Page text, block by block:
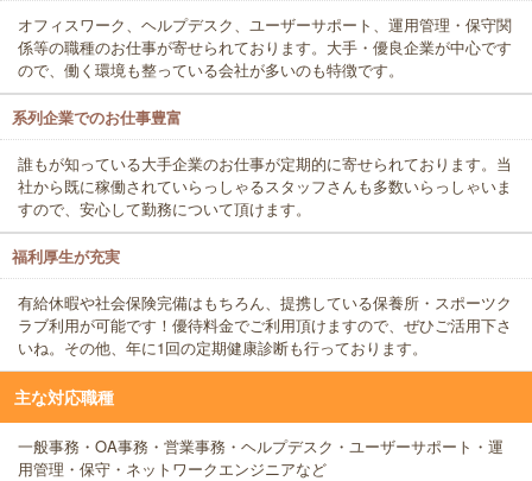
オフィスワーク、ヘルプデスク、ユーザーサポート、運用管理・保守関
係等の職種のお仕事が寄せられております。大手・優良企業が中心です
ので、働く環境も整っている会社が多いのも特徴です。
系列企業でのお仕事豊富
誰もが知っている大手企業のお仕事が定期的に寄せられております。当
社から既に稼働されていらっしゃるスタッフさんも多数いらっしゃいま
すので、安心して勤務について頂けます。
福利厚生が充実
有給休暇や社会保険完備はもちろん、提携している保養所・スポーツク
ラブ利用が可能です！優待料金でご利用頂けますので、ぜひご活用下さ
いね。その他、年に1回の定期健康診断も行っております。
主な対応職種
一般事務・OA事務・営業事務・ヘルプデスク・ユーザーサポート・運
用管理・保守・ネットワークエンジニアなど